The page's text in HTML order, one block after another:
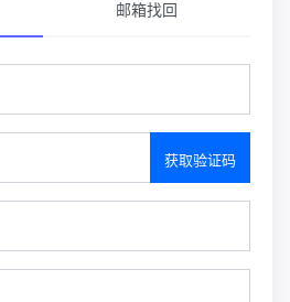
邮箱找回
获取验证码